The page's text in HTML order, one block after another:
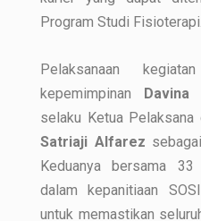
Program Studi Fisioterapi.
Pelaksanaan
kepemimpinan
selaku Ketua Pelaksana
Satriaji Alfarez
Keduanya bersama
dalam kepanitiaan
untuk memastikan